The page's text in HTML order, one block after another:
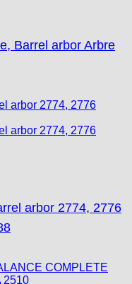
Barrel arbor Arbre
arbor 2774, 2776